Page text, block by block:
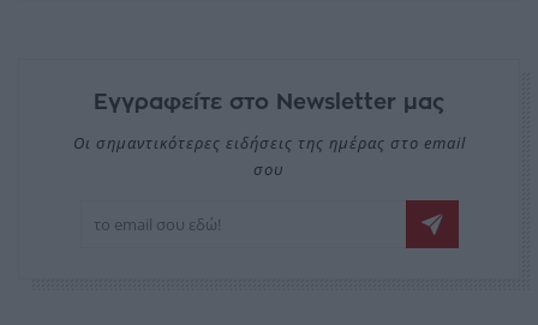
Εγγραφείτε στο Newsletter μας
Οι σημαντικότερες ειδήσεις της ημέρας στο email
σου